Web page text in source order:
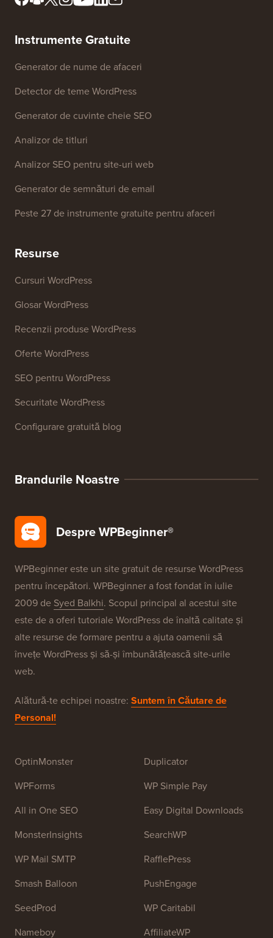
de revizuire
Presă & Resurse de brand
Instrumente Gratuite
Generator de nume de afaceri
Detector de teme WordPress
Generator de cuvinte cheie SEO
Analizor SEO pentru site-uri web
Generator de semnături de email
Peste 27 de instrumente gratuite pentru afaceri
Resurse
Cursuri WordPress
Glosar WordPress
Recenzii produse WordPress
SEO pentru WordPress
Configurare gratuită blog
Brandurile Noastre
Despre WPBeginner®
WPBeginner este un site gratuit de resurse WordPress
2009 deSyed Balkhi. Scopul principal al acestui site
este de a oferi tutoriale WordPress de înaltă calitate și
web.
Personal!
OptinMonster
WPForms
All in One SEO
Duplicator
WP Simple Pay
Easy Digital Downloads